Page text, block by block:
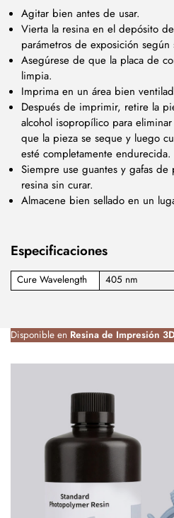
Agitar bien antes de usar.
Vierta la resina en el depósito
parámetros de exposición
Asegúrese de que la placa de
limpia.
Imprima en un área bien
Después de imprimir, retire la
alcohol isopropílico para
que la pieza se seque y luego
esté completamente endurecida.
Siempre use guantes y gafas
resina sin curar.
Almacene bien sellado en un
Especificaciones
Cure Wavelength 405 nm
Disponible en Resina de Impresión